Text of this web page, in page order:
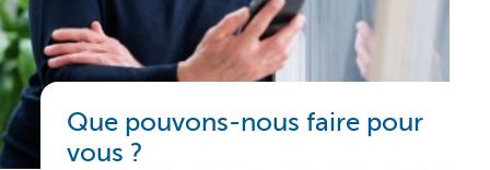
Que pouvons-nous faire pour
vous ?